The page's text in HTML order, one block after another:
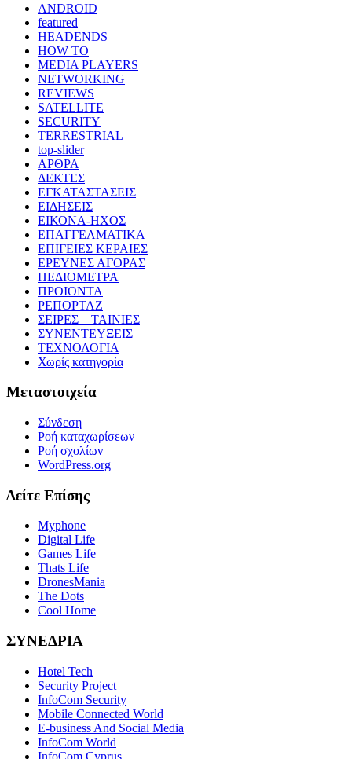
ANDROID
featured
HEADENDS
HOW TO
MEDIA PLAYERS
NETWORKING
REVIEWS
SATELLITE
SECURITY
TERRESTRIAL
top-slider
ΑΡΘΡΑ
ΔΕΚΤΕΣ
ΕΓΚΑΤΑΣΤΑΣΕΙΣ
ΕΙΔΗΣΕΙΣ
ΕΙΚΟΝΑ-ΗΧΟΣ
ΕΠΑΓΓΕΛΜΑΤΙΚΑ
ΕΠΙΓΕΙΕΣ ΚΕΡΑΙΕΣ
ΕΡΕΥΝΕΣ ΑΓΟΡΑΣ
ΠΕΔΙΟΜΕΤΡΑ
ΠΡΟΙΟΝΤΑ
ΡΕΠΟΡΤΑΖ
ΣΕΙΡΕΣ – ΤΑΙΝΙΕΣ
ΣΥΝΕΝΤΕΥΞΕΙΣ
ΤΕΧΝΟΛΟΓΙΑ
Χωρίς κατηγορία
Μεταστοιχεία
Σύνδεση
Ροή καταχωρίσεων
Ροή σχολίων
WordPress.org
Δείτε Επίσης
Myphone
Digital Life
Games Life
Thats Life
DronesMania
The Dots
Cool Home
ΣΥΝΕΔΡΙΑ
Hotel Tech
Security Project
InfoCom Security
Mobile Connected World
E-business And Social Media
InfoCom World
InfoCom Cyprus